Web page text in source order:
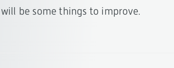
be some things to improve.